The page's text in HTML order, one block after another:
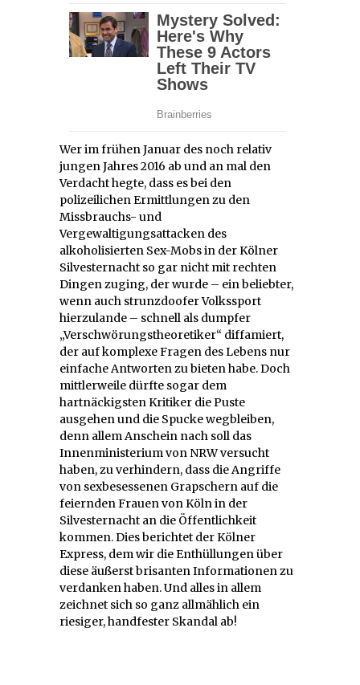
Wer im frühen Januar des noch relativ
jungen Jahres 2016 ab und an mal den
Verdacht hegte, dass es bei den
polizeilichen Ermittlungen zu den
Missbrauchs- und
Vergewaltigungsattacken des
alkoholisierten Sex-Mobs in der Kölner
Silvesternacht so gar nicht mit rechten
Dingen zuging, der wurde – ein beliebter,
wenn auch strunzdoofer Volkssport
hierzulande – schnell als dumpfer
„Verschwörungstheoretiker“ diffamiert,
der auf komplexe Fragen des Lebens nur
einfache Antworten zu bieten habe. Doch
mittlerweile dürfte sogar dem
hartnäckigsten Kritiker die Puste
ausgehen und die Spucke wegbleiben,
denn allem Anschein nach soll das
Innenministerium von NRW versucht
haben, zu verhindern, dass die Angriffe
von sexbesessenen Grapschern auf die
feiernden Frauen von Köln in der
Silvesternacht an die Öffentlichkeit
kommen. Dies berichtet der Kölner
Express, dem wir die Enthüllungen über
diese äußerst brisanten Informationen zu
verdanken haben. Und alles in allem
zeichnet sich so ganz allmählich ein
riesiger, handfester Skandal ab!